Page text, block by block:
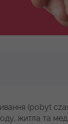
(pobyt
житла та